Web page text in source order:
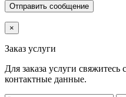
Отправить сообщение
×
Заказ услуги
Для заказа услуги свяжитесь
контактные данные.